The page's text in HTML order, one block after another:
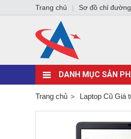
DANH MỤC SẢN
Trang chủ Laptop Cũ Giá
Trang chủ | Sơ đồ chỉ đường